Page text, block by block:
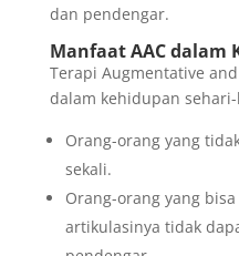
dan pendengar.
Manfaat AAC dalam
Terapi Augmentative
dalam kehidupan
Orang-orang yang
sekali.
Orang-orang yang
artikulasinya tidak